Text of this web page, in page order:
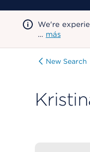
We're
… más
New Search